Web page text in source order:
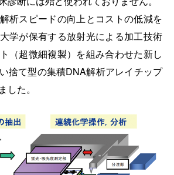
析スピードの向上とコストの低減を
学が保有する放射光による加工技術
（超微細複製）を組み合わせた新し
捨て型の集積DNA解析アレイチップ
した。